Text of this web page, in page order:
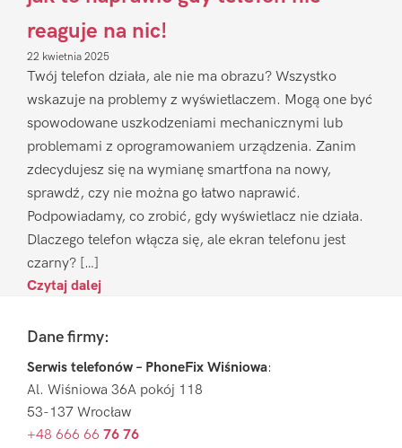
reaguje na nic!
22 kwietnia 2025
Twój telefon działa, ale nie ma obrazu? Wszystko
wskazuje na problemy z wyświetlaczem. Mogą one być
spowodowane uszkodzeniami mechanicznymi lub
problemami z oprogramowaniem urządzenia. Zanim
zdecydujesz się na wymianę smartfona na nowy,
sprawdź, czy nie można go łatwo naprawić.
Podpowiadamy, co zrobić, gdy wyświetlacz nie działa.
Dlaczego telefon włącza się, ale ekran telefonu jest
czarny? […]
Czytaj dalej
FooterDane firmy:
Serwis telefonów – PhoneFix Wiśniowa:
Al. Wiśniowa 36A pokój 118
53-137 Wrocław
+48 666 66 76 76